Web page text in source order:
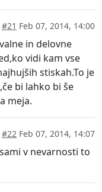
#21 Feb 07, 2014, 14:00
in delovne
vidi kam vse
stiskah.To je
bi lahko bi še
meja.
#22 Feb 07, 2014, 14:07
v nevarnosti to